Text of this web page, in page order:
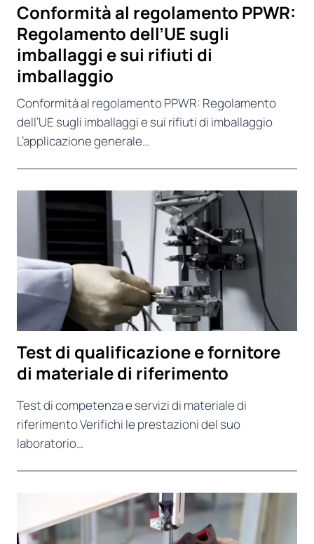
Conformità al regolamento PPWR:
Regolamento dell’UE sugli
imballaggi e sui rifiuti di
imballaggio
Conformità al regolamento PPWR: Regolamento
dell’UE sugli imballaggi e sui rifiuti di imballaggio
L’applicazione generale…
Test di qualificazione e fornitore
di materiale di riferimento
Test di competenza e servizi di materiale di
riferimento Verifichi le prestazioni del suo
laboratorio…